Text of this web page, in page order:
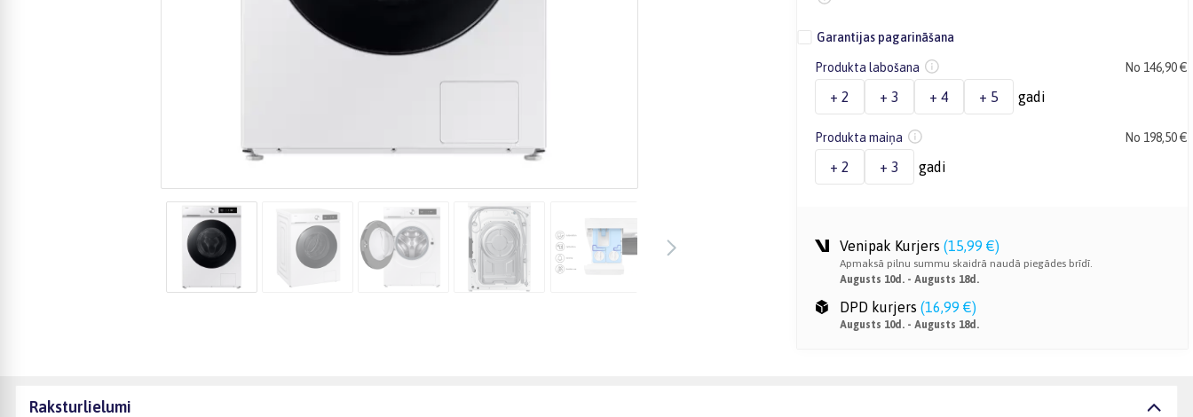
Garantijas pagarināšana
Produkta labošana No 146,90 €
+ 2 + 3 + 4 + 5 gadi
Produkta maiņa No 198,50 €
+ 2 + 3 gadi
Venipak Kurjers (15,99 €)
Apmaksā pilnu summu skaidrā naudā piegādes brīdī.
Augusts 10d. - Augusts 18d.
DPD kurjers (16,99 €)
Augusts 10d. - Augusts 18d.
Raksturlielumi